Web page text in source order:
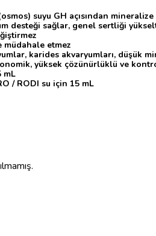
suyu GH açısından
desteği sağlar, genel sertliği
müdahale etmez
karides akvaryumları, düşük
yüksek çözünürlüklü ve
mL
/ RODI su için 15 mL